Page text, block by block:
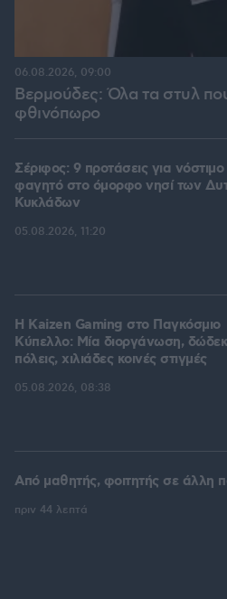
Βερμούδες: Όλα τα στυλ
φθινόπωρο
06.08.2026, 09:00
Σέριφος: 9 προτάσεις για νόστιμο
φαγητό στο όμορφο νησί των
Κυκλάδων
05.08.2026, 11:20
H Kaizen Gaming στο Παγκόσμιο
Kύπελλο: Μία διοργάνωση,
πόλεις, χιλιάδες κοινές στιγμές
05.08.2026, 08:38
Από μαθητής, φοιτητής σε άλλη
πριν 44 λεπτά